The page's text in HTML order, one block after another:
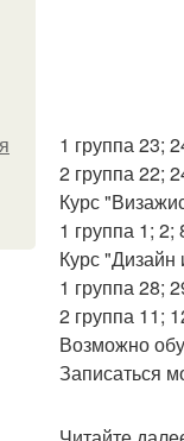
1 группа 23;
2 группа 22;
Курс
1 группа 1; 2;
Курс
1 группа 28;
2 группа 11;
Возможно
Записаться